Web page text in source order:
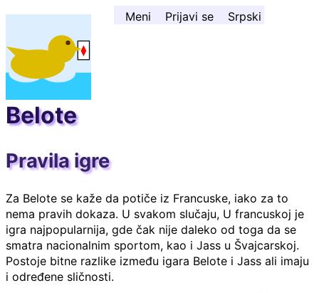
na sadržaj ↓ Meni Prijavi se Srpski
Belote
Pravila igre
Za Belote se kaže da potiče iz Francuske, iako za to
nema pravih dokaza. U svakom slučaju, U francuskoj je
igra najpopularnija, gde čak nije daleko od toga da se
smatra nacionalnim sportom, kao i Jass u Švajcarskoj.
Postoje bitne razlike između igara Belote i Jass ali imaju
i određene sličnosti.